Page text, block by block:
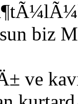
biz
ve